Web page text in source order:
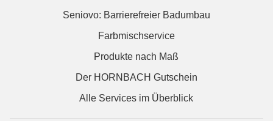
Seniovo: Barrierefreier Badumbau
Farbmischservice
Produkte nach Maß
Der HORNBACH Gutschein
Alle Services im Überblick